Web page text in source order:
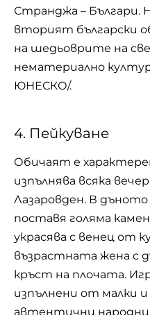
Странджа –
вторият български
на шедьоврите на
нематериално
ЮНЕСКО/.
4. Пейкуване
Обичаят е
изпълнява всяка
Лазаровден. В дъното
поставя голяма
украсява с венец от
възрастната жена с
кръст на плочата.
изпълнени от малки и
автентични